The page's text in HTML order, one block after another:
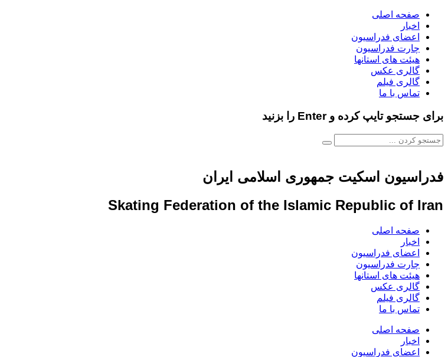
صفحه اصلی
اخبار
اعضای فدراسیون
چارت فدراسیون
هیئت های استانها
گالری عکس
گالری فیلم
تماس با ما
برای جستجو تایپ کرده و Enter را بزنید
فدراسیون اسکیت جمهوری اسلامی ایران
Skating Federation of the Islamic Republic of Iran
صفحه اصلی
اخبار
اعضای فدراسیون
چارت فدراسیون
هیئت های استانها
گالری عکس
گالری فیلم
تماس با ما
صفحه اصلی
اخبار
اعضای فدراسیون